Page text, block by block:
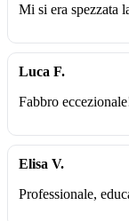
Mi si era spezzata
Luca F.
Fabbro
Elisa V.
Professionale,